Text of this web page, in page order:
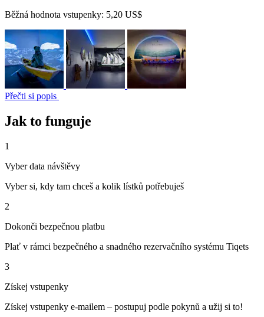
Běžná hodnota vstupenky: 5,20 US$
Přečti si popis
Jak to funguje
1
Vyber data návštěvy
Vyber si, kdy tam chceš a kolik lístků potřebuješ
2
Dokonči bezpečnou platbu
Plať v rámci bezpečného a snadného rezervačního systému Tiqets
3
Získej vstupenky
Získej vstupenky e-mailem – postupuj podle pokynů a užij si to!